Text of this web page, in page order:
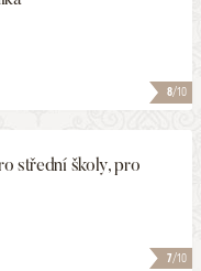
8/10
7/10
střední školy, pro